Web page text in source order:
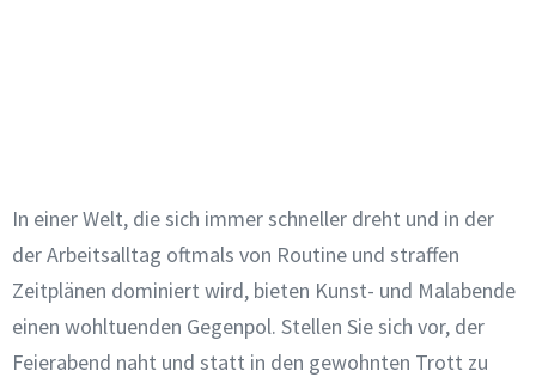
In einer Welt, die sich immer schneller dreht und in der
der Arbeitsalltag oftmals von Routine und straffen
Zeitplänen dominiert wird, bieten Kunst- und Malabende
einen wohltuenden Gegenpol. Stellen Sie sich vor, der
Feierabend naht und statt in den gewohnten Trott zu